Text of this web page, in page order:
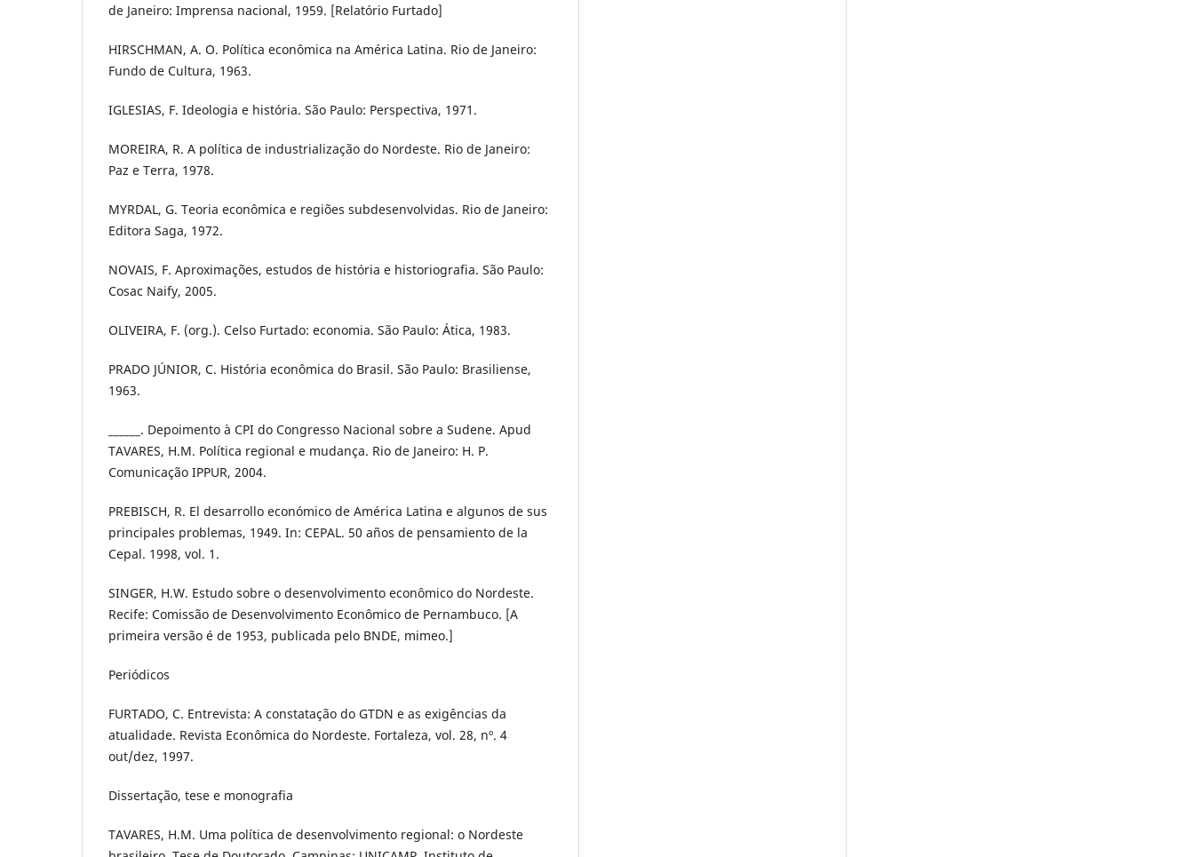
de Janeiro: Imprensa nacional, 1959. [Relatório Furtado]
HIRSCHMAN, A. O. Política econômica na América Latina. Rio de Janeiro:
Fundo de Cultura, 1963.
IGLESIAS, F. Ideologia e história. São Paulo: Perspectiva, 1971.
MOREIRA, R. A política de industrialização do Nordeste. Rio de Janeiro:
Paz e Terra, 1978.
MYRDAL, G. Teoria econômica e regiões subdesenvolvidas. Rio de Janeiro:
Editora Saga, 1972.
NOVAIS, F. Aproximações, estudos de história e historiografia. São Paulo:
Cosac Naify, 2005.
OLIVEIRA, F. (org.). Celso Furtado: economia. São Paulo: Ática, 1983.
PRADO JÚNIOR, C. História econômica do Brasil. São Paulo: Brasiliense,
1963.
______. Depoimento à CPI do Congresso Nacional sobre a Sudene. Apud
TAVARES, H.M. Política regional e mudança. Rio de Janeiro: H. P.
Comunicação IPPUR, 2004.
PREBISCH, R. El desarrollo económico de América Latina e algunos de sus
principales problemas, 1949. In: CEPAL. 50 años de pensamiento de la
Cepal. 1998, vol. 1.
SINGER, H.W. Estudo sobre o desenvolvimento econômico do Nordeste.
Recife: Comissão de Desenvolvimento Econômico de Pernambuco. [A
primeira versão é de 1953, publicada pelo BNDE, mimeo.]
Periódicos
FURTADO, C. Entrevista: A constatação do GTDN e as exigências da
atualidade. Revista Econômica do Nordeste. Fortaleza, vol. 28, nº. 4
out/dez, 1997.
Dissertação, tese e monografia
TAVARES, H.M. Uma política de desenvolvimento regional: o Nordeste